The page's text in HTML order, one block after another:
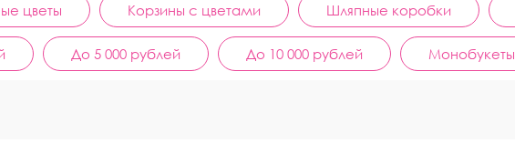
цветы Корзины с цветами Шляпные коробки
До 5 000 рублей До 10 000 рублей Монобукеты